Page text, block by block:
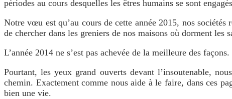
périodes au cours desquelles les êtres humains se sont
Notre vœu est qu’au cours de cette année 2015, nos
de chercher dans les greniers de nos maisons où dorment les
L’année 2014 ne s’est pas achevée de la meilleure des
Pourtant, les yeux grand ouverts devant l’insoutenable,
chemin. Exactement comme nous aide à le faire, dans ces
bien une vie.